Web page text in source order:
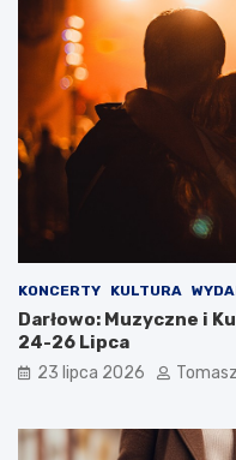
KONCERTY KULTURA
Darłowo: Muzyczne i
24-26 Lipca
23 lipca 2026